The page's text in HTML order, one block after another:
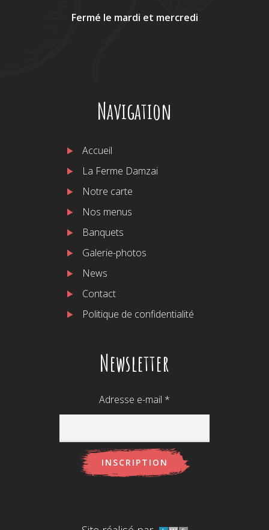
Fermé le mardi et mercredi
Navigation
Accueil
La Ferme Damzai
Notre carte
Nos menus
Banquets
Galerie-photos
News
Contact
Politique de confidentialité
Newsletter
Adresse e-mail *